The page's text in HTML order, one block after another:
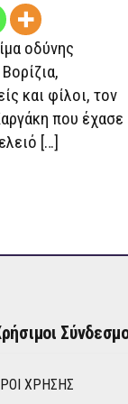
οδύνης
και φίλοι, τον
που έχασε
[…]
ΧΡΉΣΗΣ